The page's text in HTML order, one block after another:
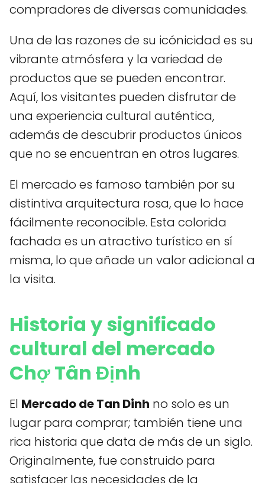
compradores de diversas comunidades.
Una de las razones de su icónicidad es su
vibrante atmósfera y la variedad de
productos que se pueden encontrar.
Aquí, los visitantes pueden disfrutar de
una experiencia cultural auténtica,
además de descubrir productos únicos
que no se encuentran en otros lugares.
El mercado es famoso también por su
distintiva arquitectura rosa, que lo hace
fácilmente reconocible. Esta colorida
fachada es un atractivo turístico en sí
misma, lo que añade un valor adicional a
la visita.
Historia y significado
cultural del mercado
Chợ Tân Định
El Mercado de Tan Dinh no solo es un
lugar para comprar; también tiene una
rica historia que data de más de un siglo.
Originalmente, fue construido para
satisfacer las necesidades de la